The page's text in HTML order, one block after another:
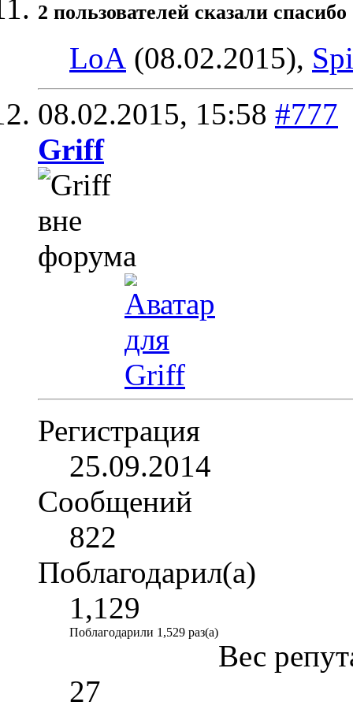
2 пользователей сказали
LoA (08.02.2015),
08.02.2015, 15:58 #777
Griff
Регистрация
25.09.2014
Сообщений
822
Поблагодарил(а)
1,129
Поблагодарили 1,529 раз(а)
Вес
27